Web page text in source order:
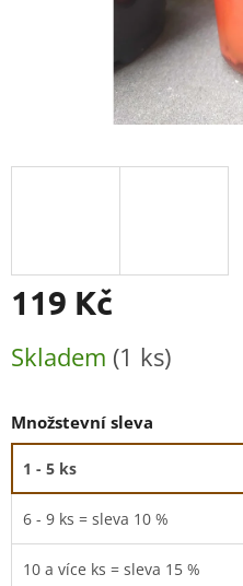
119 Kč
cena:
Skladem (1 ks)
Množstevní sleva
1 - 5 ks
6 - 9 ks = sleva 10 %
10 a více ks = sleva 15 %